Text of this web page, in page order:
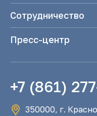
Сотрудничество
Пресс-центр
+7 (861)
350000, г.